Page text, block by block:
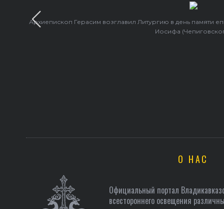
Архиепископ Герасим возглавил Литургию в день памяти
Иосифа
О НАС
Официальный портал
всестороннего освещения